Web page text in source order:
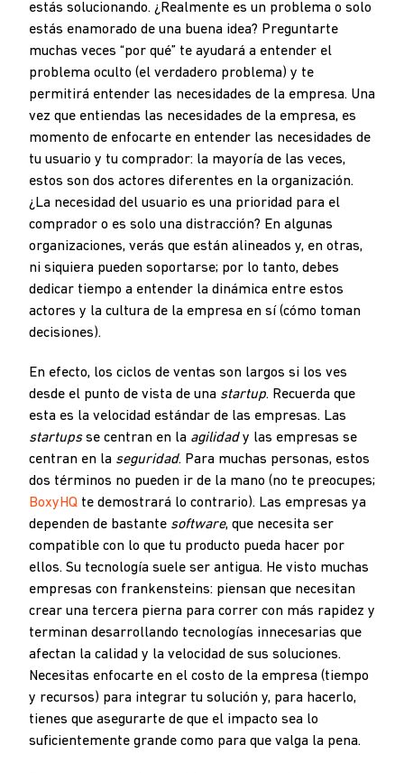
estás solucionando. ¿Realmente es un problema o solo
estás enamorado de una buena idea? Preguntarte
muchas veces “por qué” te ayudará a entender el
problema oculto (el verdadero problema) y te
permitirá entender las necesidades de la empresa. Una
vez que entiendas las necesidades de la empresa, es
momento de enfocarte en entender las necesidades de
tu usuario y tu comprador: la mayoría de las veces,
estos son dos actores diferentes en la organización.
¿La necesidad del usuario es una prioridad para el
comprador o es solo una distracción? En algunas
organizaciones, verás que están alineados y, en otras,
ni siquiera pueden soportarse; por lo tanto, debes
dedicar tiempo a entender la dinámica entre estos
actores y la cultura de la empresa en sí (cómo toman
decisiones).
En efecto, los ciclos de ventas son largos si los ves
desde el punto de vista de una startup. Recuerda que
esta es la velocidad estándar de las empresas. Las
startupsse centran en la agilidady las empresas se
centran en la seguridad. Para muchas personas, estos
dos términos no pueden ir de la mano (no te preocupes;
BoxyHQ te demostrará lo contrario). Las empresas ya
dependen de bastante software, que necesita ser
compatible con lo que tu producto pueda hacer por
ellos. Su tecnología suele ser antigua. He visto muchas
empresas con frankensteins: piensan que necesitan
crear una tercera pierna para correr con más rapidez y
terminan desarrollando tecnologías innecesarias que
afectan la calidad y la velocidad de sus soluciones.
Necesitas enfocarte en el costo de la empresa (tiempo
y recursos) para integrar tu solución y, para hacerlo,
tienes que asegurarte de que el impacto sea lo
suficientemente grande como para que valga la pena.